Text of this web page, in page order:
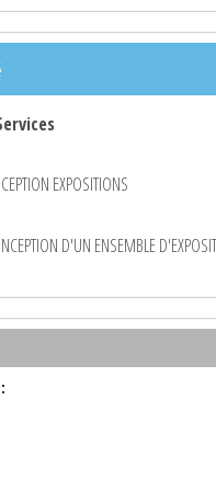
EXPOSITIONS
D'UN ENSEMBLE